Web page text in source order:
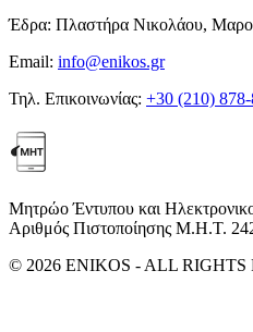
Έδρα: Πλαστήρα Νικολάου,
Email: info@enikos.gr
Τηλ. Επικοινωνίας: +30 (210)
Μητρώο Έντυπου και
Αριθμός Πιστοποίησης Μ.Η.Τ.
© 2026 ENIKOS - ALL RIGHTS